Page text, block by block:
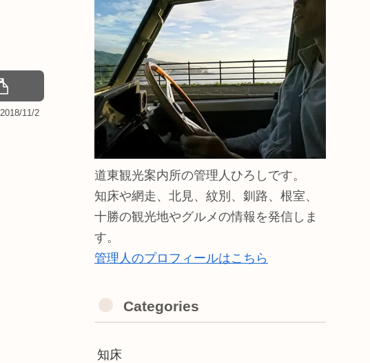
2018/11/2
道東観光案内所の管理人ひろしです。
知床や網走、北見、紋別、釧路、根室、
十勝の観光地やグルメの情報を発信しま
す。
管理人のプロフィールはこちら
Categories
知床